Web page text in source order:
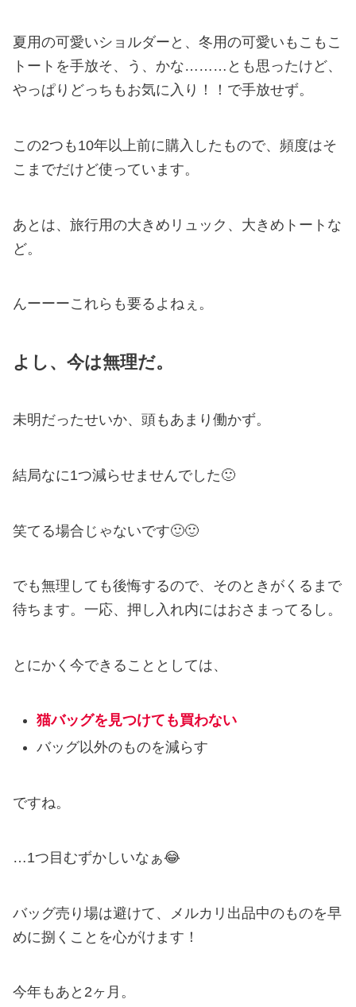
夏用の可愛いショルダーと、冬用の可愛いもこもこ
トートを手放そ、う、かな………とも思ったけど、
やっぱりどっちもお気に入り！！で手放せず。
この2つも10年以上前に購入したもので、頻度はそ
こまでだけど使っています。
あとは、旅行用の大きめリュック、大きめトートな
ど。
んーーーこれらも要るよねぇ。
よし、今は無理だ。
未明だったせいか、頭もあまり働かず。
結局なに1つ減らせませんでした🙂
笑てる場合じゃないです🙂🙂
でも無理しても後悔するので、そのときがくるまで
待ちます。一応、押し入れ内にはおさまってるし。
とにかく今できることとしては、
猫バッグを見つけても買わない
バッグ以外のものを減らす
ですね。
…1つ目むずかしいなぁ😂
バッグ売り場は避けて、メルカリ出品中のものを早
めに捌くことを心がけます！
今年もあと2ヶ月。